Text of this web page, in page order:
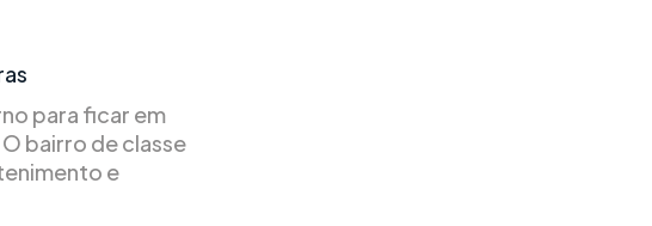
para ficar em
bairro de classe
e